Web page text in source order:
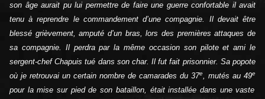
son âge aurait pu lui permettre de faire une guerre confortable il avait
tenu à reprendre le commandement d’une compagnie. Il devait être
blessé grièvement, amputé d’un bras, lors des premières attaques de
sa compagnie. Il perdra par la même occasion son pilote et ami le
sergent-chef Chapuis tué dans son char. Il fut fait prisonnier. Sa popote
où je retrouvai un certain nombre de camarades du 37e, mutés au 49e
pour la mise sur pied de son bataillon, était installée dans une vaste